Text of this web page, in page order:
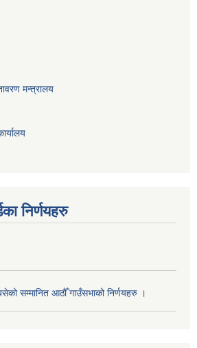
मन्त्रालय
निर्णयहरु
सम्मानित आठौँ गाउँसभाको निर्णयहरु ।